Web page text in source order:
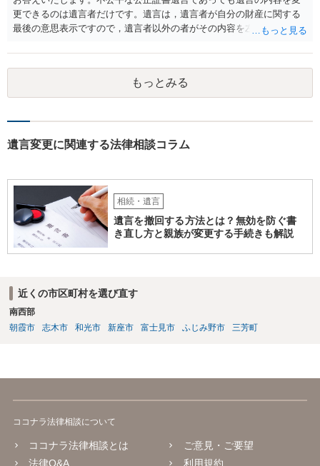
更できるのは遺言者だけです。遺言は，遺言者が自分の財産に関する
最後の意思表示ですので，遺言者以外の者がその内容を左右させるこ
とはできないのです。
もっとみる
遺言変更に関連する法律相談コラム
相続・遺言
遺言を撤回する方法とは？無効を防ぐ書
き直し方と親族が変更する手続きも解説
近くの市区町村を選び直す
南西部
朝霞市
志木市 和光市 新座市 富士見市 ふじみ野市 三芳町
ココナラ法律相談について
ココナラ法律相談とは
法律Q&A
ご意見・ご要望
利用規約